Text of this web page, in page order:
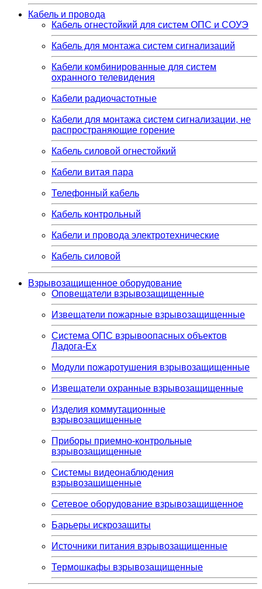
Кабель и провода
Кабель огнестойкий для систем ОПС и СОУЭ
Кабель для монтажа систем сигнализаций
Кабели комбинированные для систем
охранного телевидения
Кабели радиочастотные
Кабели для монтажа систем сигнализации, не
распространяющие горение
Кабель силовой огнестойкий
Кабели витая пара
Телефонный кабель
Кабель контрольный
Кабели и провода электротехнические
Кабель силовой
Взрывозащищенное оборудование
Оповещатели взрывозащищенные
Извещатели пожарные взрывозащищенные
Система ОПС взрывоопасных объектов
Ладога-Ex
Модули пожаротушения взрывозащищенные
Извещатели охранные взрывозащищенные
Изделия коммутационные
взрывозащищенные
Приборы приемно-контрольные
взрывозащищенные
Системы видеонаблюдения
взрывозащищенные
Сетевое оборудование взрывозащищенное
Барьеры искрозащиты
Источники питания взрывозащищенные
Термошкафы взрывозащищенные